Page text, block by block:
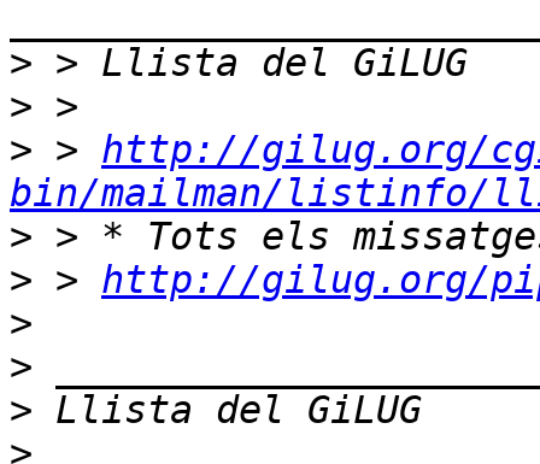
>
>
> > http://gilug.org/
bin/mailman/listinfo/
>
> > http://gilug.org/
>
>
>
>